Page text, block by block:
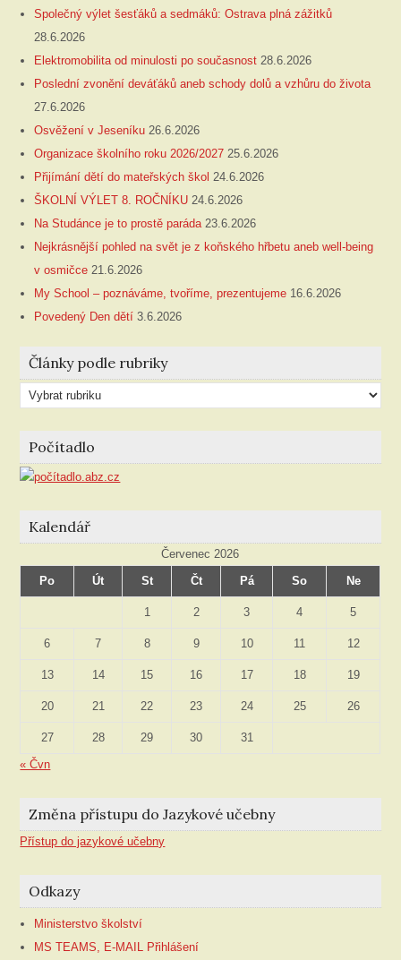
Společný výlet šesťáků a sedmáků: Ostrava plná zážitků
28.6.2026
Elektromobilita od minulosti po současnost 28.6.2026
Poslední zvonění deváťáků aneb schody dolů a vzhůru do života
27.6.2026
Osvěžení v Jeseníku 26.6.2026
Organizace školního roku 2026/2027 25.6.2026
Přijímání dětí do mateřských škol 24.6.2026
ŠKOLNÍ VÝLET 8. ROČNÍKU 24.6.2026
Na Studánce je to prostě paráda 23.6.2026
Nejkrásnější pohled na svět je z koňského hřbetu aneb well-being
v osmičce 21.6.2026
My School – poznáváme, tvoříme, prezentujeme 16.6.2026
Povedený Den dětí 3.6.2026
Články podle rubriky
Články
podle
rubriky
Počítadlo
Kalendář
Červenec 2026
Po
Út St Čt Pá So Ne
1 2 3 4 5
6 7 8 9 10 11 12
13 14 15 16 17 18 19
20 21 22 23 24 25 26
27 28 29 30
31
« Čvn
Změna přístupu do Jazykové učebny
Přístup do jazykové učebny
Odkazy
Ministerstvo školství
MS TEAMS, E-MAIL Přihlášení